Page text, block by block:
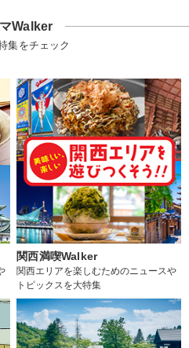
Walker
集をチェック
関西満喫Walker
関西エリアを楽しむためのニュースや
トピックスを大特集